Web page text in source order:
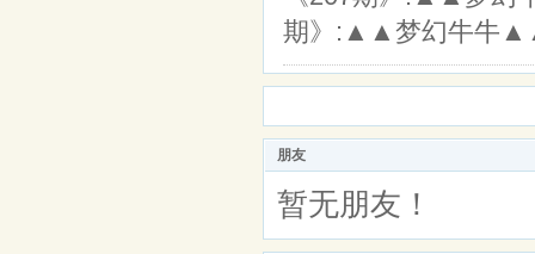
期》:▲▲梦幻牛牛
朋友
暂无朋友！